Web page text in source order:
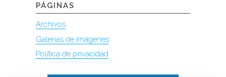
PÁGINAS
Archivos
Galerías de imágenes
Política de privacidad